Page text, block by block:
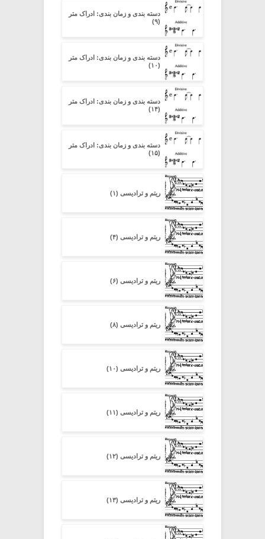
دسته بندی و زمان بندی: ادراک متر
(۹)
دسته بندی و زمان بندی: ادراک متر
(۱۰)
دسته بندی و زمان بندی: ادراک متر
(۱۴)
دسته بندی و زمان بندی: ادراک متر
(۱۵)
ریتم و ترادیسی (۱)
ریتم و ترادیسی (۴)
ریتم و ترادیسی (۶)
ریتم و ترادیسی (۸)
ریتم و ترادیسی (۱۰)
ریتم و ترادیسی (۱۱)
ریتم و ترادیسی (۱۲)
ریتم و ترادیسی (۱۳)